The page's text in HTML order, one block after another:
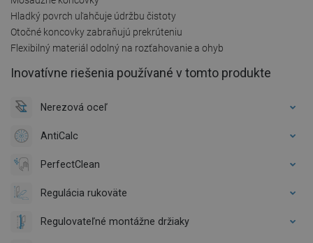
Hladký povrch uľahčuje údržbu čistoty
Otočné koncovky zabraňujú prekrúteniu
Flexibilný materiál odolný na rozťahovanie a ohyb
Inovatívne riešenia používané v tomto produkte
Nerezová oceľ
AntiCalc
PerfectClean
Regulácia rukoväte
Regulovateľné montážne držiaky